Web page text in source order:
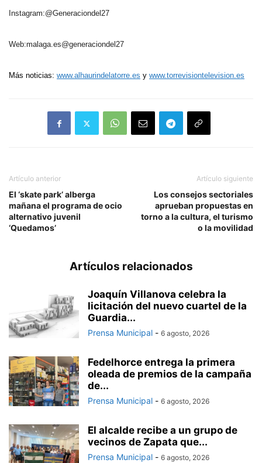
Instagram:@Generaciondel27
Web:malaga.es@generaciondel27
Más noticias: www.alhaurindelatorre.es y www.torrevisiontelevision.es
Artículo anterior
El ‘skate park’ alberga
mañana el programa de ocio
alternativo juvenil
‘Quedamos’
Artículo siguiente
Los consejos sectoriales
aprueban propuestas en
torno a la cultura, el turismo
o la movilidad
Artículos relacionados
Joaquín Villanova celebra la
licitación del nuevo cuartel de la
Guardia...
Prensa Municipal - 6 agosto, 2026
Fedelhorce entrega la primera
oleada de premios de la campaña
de...
Prensa Municipal - 6 agosto, 2026
El alcalde recibe a un grupo de
vecinos de Zapata que...
Prensa Municipal - 6 agosto, 2026